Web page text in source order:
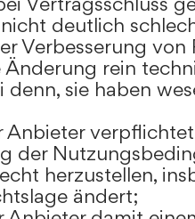
deutlich
Verbesserung
rein
denn, sie haben
verpflichtet
der
herzustellen,
ändert;